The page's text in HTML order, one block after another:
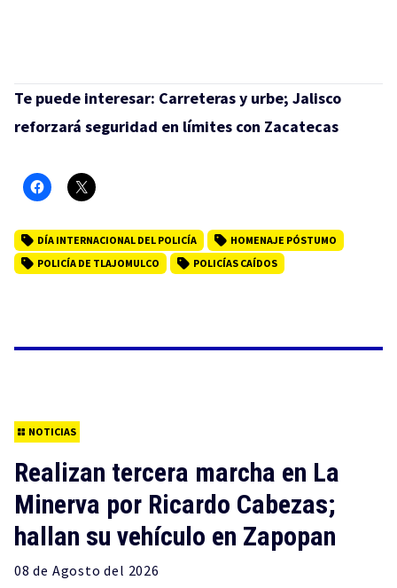
Te puede interesar: Carreteras y urbe; Jalisco
reforzará seguridad en límites con Zacatecas
DÍA INTERNACIONAL DEL POLICÍA
HOMENAJE PÓSTUMO
POLICÍA DE TLAJOMULCO
POLICÍAS CAÍDOS
NOTICIAS
Realizan tercera marcha en La
Minerva por Ricardo Cabezas;
hallan su vehículo en Zapopan
08 de Agosto del 2026